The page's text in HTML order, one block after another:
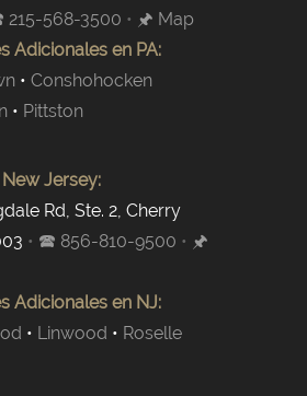
215-568-3500 • 🖈 Map
Adicionales en PA:
• Conshohocken
• Pittston
Jersey:
Rd, Ste. 2, Cherry
• 🕿 856-810-9500 • 🖈
Adicionales en NJ:
• Linwood • Roselle